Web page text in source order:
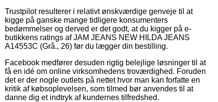
Trustpilot resulterer i relativt ønskværdige genveje til at
kigge på ganske mange tidligere konsumenters
bedømmelser og derved er det godt, at du kigger på e-
butikkens ratings af JAM JEANS NEW HILDA JEANS
A14553C (Grå., 26) før du lægger din bestilling.
Facebook medfører desuden rigtig belejlige løsninger til at
få en idé om online virksomhedens troværdighed. Foruden
det er der nogle outlets på nettet hvor man kan forfatte en
kritik af købsoplevelsen, som tilmed bør anvendes til at
danne dig et indtryk af kundernes tilfredshed.